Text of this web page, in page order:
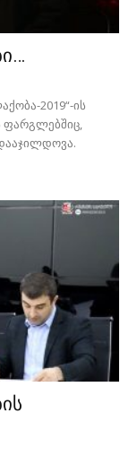
2019“-ის
ფარგლებშიც,